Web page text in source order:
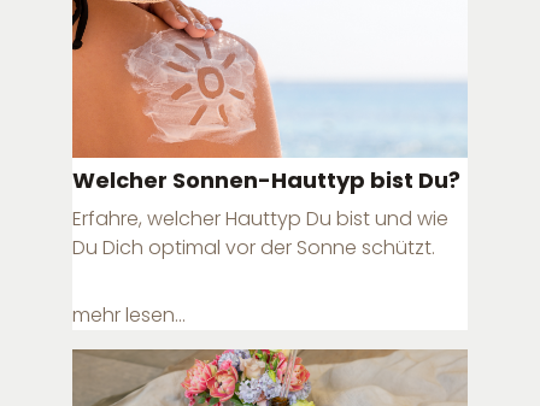
Welcher Sonnen-Hauttyp bist Du?
Erfahre, welcher Hauttyp Du bist und wie
Du Dich optimal vor der Sonne schützt.
mehr lesen...